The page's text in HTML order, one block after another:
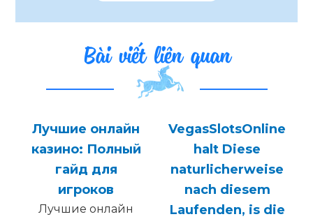
Bài viết liên quan
Лучшие онлайн
казино: Полный
гайд для
игроков
Лучшие онлайн
VegasSlotsOnline
halt Diese
naturlicherweise
nach diesem
Laufenden, is die